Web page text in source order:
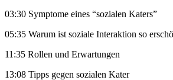
03:30 Symptome eines “sozialen Katers”
05:35 Warum ist soziale Interaktion so
11:35 Rollen und Erwartungen
13:08 Tipps gegen sozialen Kater